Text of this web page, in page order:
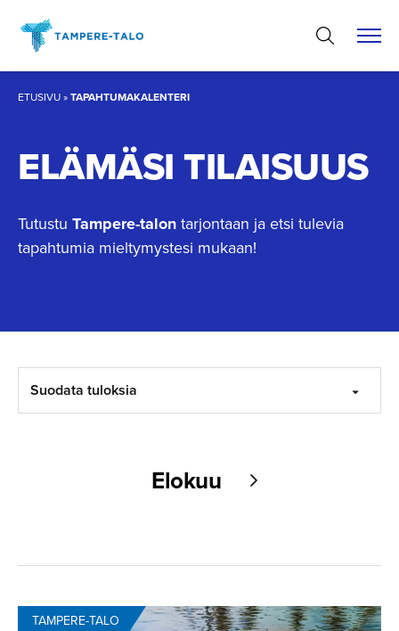
sisältöön
ETUSIVU»TAPAHTUMAKALENTERI
ELÄMÄSI TILAISUUS
Tutustu Tampere-talontarjontaan ja etsi tulevia
tapahtumia mieltymystesi mukaan!
Suodata tuloksia
Elokuu
TAMPERE-TALO